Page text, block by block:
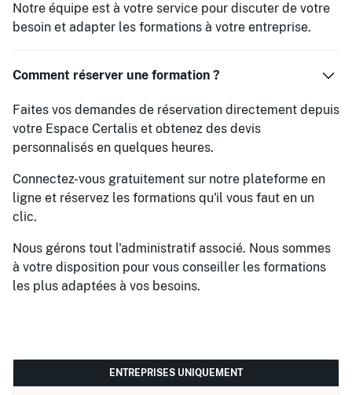
Notre équipe est à votre service pour discuter de votre
besoin et adapter les formations à votre entreprise.
Comment réserver une formation ?
Faites vos demandes de réservation directement depuis
votre Espace Certalis et obtenez des devis
personnalisés en quelques heures.
Connectez-vous gratuitement sur notre plateforme en
ligne et réservez les formations qu'il vous faut en un
clic.
Nous gérons tout l'administratif associé. Nous sommes
à votre disposition pour vous conseiller les formations
les plus adaptées à vos besoins.
ENTREPRISES UNIQUEMENT